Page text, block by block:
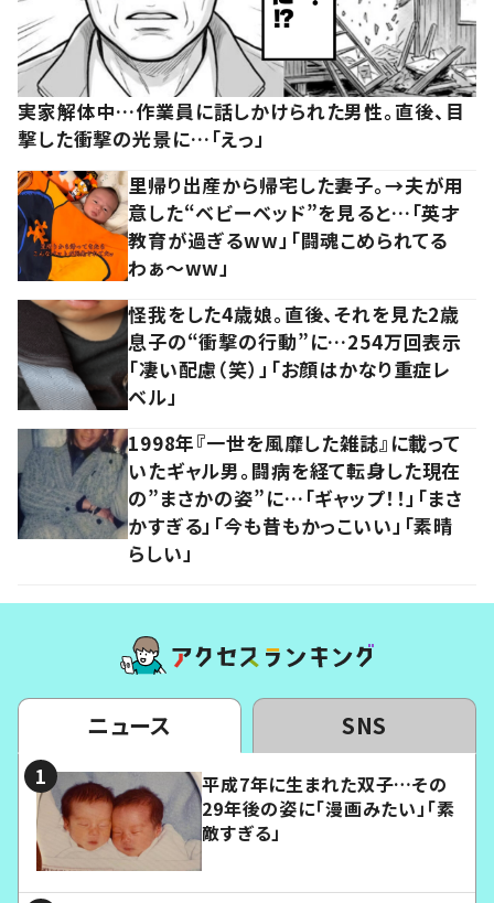
実家解体中…作業員に話しかけられた男性。直後、目
撃した衝撃の光景に…「えっ」
里帰り出産から帰宅した妻子。→夫が用
意した“ベビーベッド”を見ると…「英才
教育が過ぎるww」「闘魂こめられてる
わぁ～ww」
怪我をした4歳娘。直後、それを見た2歳
息子の“衝撃の行動”に…254万回表示
「凄い配慮（笑）」「お顔はかなり重症レ
ベル」
1998年『一世を風靡した雑誌』に載って
いたギャル男。闘病を経て転身した現在
の”まさかの姿”に…「ギャップ！！」「まさ
かすぎる」「今も昔もかっこいい」「素晴
らしい」
ニュース SNS
平成7年に生まれた双子…その
29年後の姿に「漫画みたい」「素
敵すぎる」